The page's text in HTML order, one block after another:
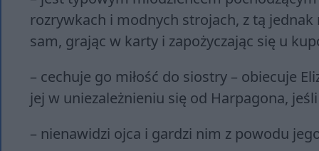
rozrywkach i modnych strojach, z tą
sam, grając w karty i zapożyczając się u
– cechuje go miłość do siostry – obiecuje
jej w uniezależnieniu się od Harpagona,
– nienawidzi ojca i gardzi nim z powodu